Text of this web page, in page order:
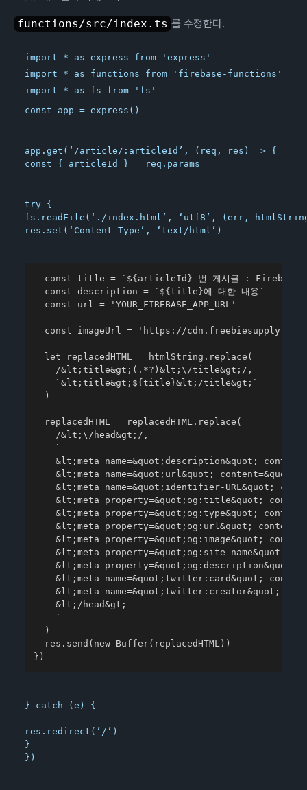
functions/src/index.ts 를 수정한다.
import * as express from 'express'
import * as functions from 'firebase-functions'
const app = express()
app.get(‘/article/:articleId’, (req, res) => {
const { articleId } = req.params
try {
fs.readFile(‘./index.html’, ‘utf8’, (err,
res.set(‘Content-Type’, ‘text/html’)
const title = `${articleId} 번 게시글 : Firebase
  const description = `${title}에 대한 내용`
  const url = 'YOUR_FIREBASE_APP_URL'
const imageUrl = 'https://
  let replacedHTML = htmlString.replace(
    /&lt;title&gt;(.*?)&lt;\/title&gt;/,
    `&lt;title&gt;${title}&lt;/title&gt;`
  )
  replacedHTML = replacedHTML.replace(
    /&lt;\/head&gt;/,
    `
&lt;meta name=&quot;description&quot;
&lt;meta name=&quot;url&quot;
&lt;meta name=&quot;identifier-URL&quot;
&lt;meta property=&quot;og:title&quot;
&lt;meta property=&quot;og:type&quot;
&lt;meta property=&quot;og:url&quot;
&lt;meta property=&quot;og:image&quot;
&lt;meta property=&quot;og:site_name&quot;
&lt;meta property=&quot;og:description&quot;
&lt;meta name=&quot;twitter:card&quot;
&lt;meta
    &lt;/head&gt;
    `
  )
  res.send(new Buffer(replacedHTML))
})
} catch (e) {
res.redirect(’/’)
}
})